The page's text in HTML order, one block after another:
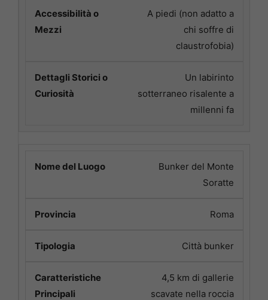
A piedi (non adatto a
chi soffre di
claustrofobia)
Un labirinto
sotterraneo risalente a
millenni fa
Bunker del Monte
Soratte
Roma
Città bunker
4,5 km di gallerie
scavate nella roccia